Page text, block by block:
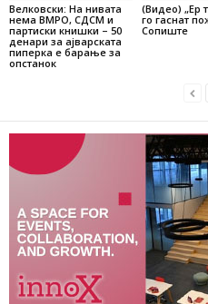
Велковски: На нивата
нема ВМРО, СДСМ и
партиски книшки – 50
денари за ајварската
пиперка е барање за
опстанок
(Видео) „Ер
го гаснат
Сопиште